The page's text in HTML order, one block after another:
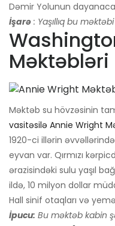
Dəmir Yolunun
İşarə : Yaşıllıq bu
Məktəbləri
Məktəb su hövzəsinin
vasitəsilə Annie Wright
1920-ci illərin
eyvan var. Qırmızı
ərazisindəki sulu yaşıl
ildə, 10 milyon dollar
Hall sinif otaqları və
İpucu: Bu məktəb kabin